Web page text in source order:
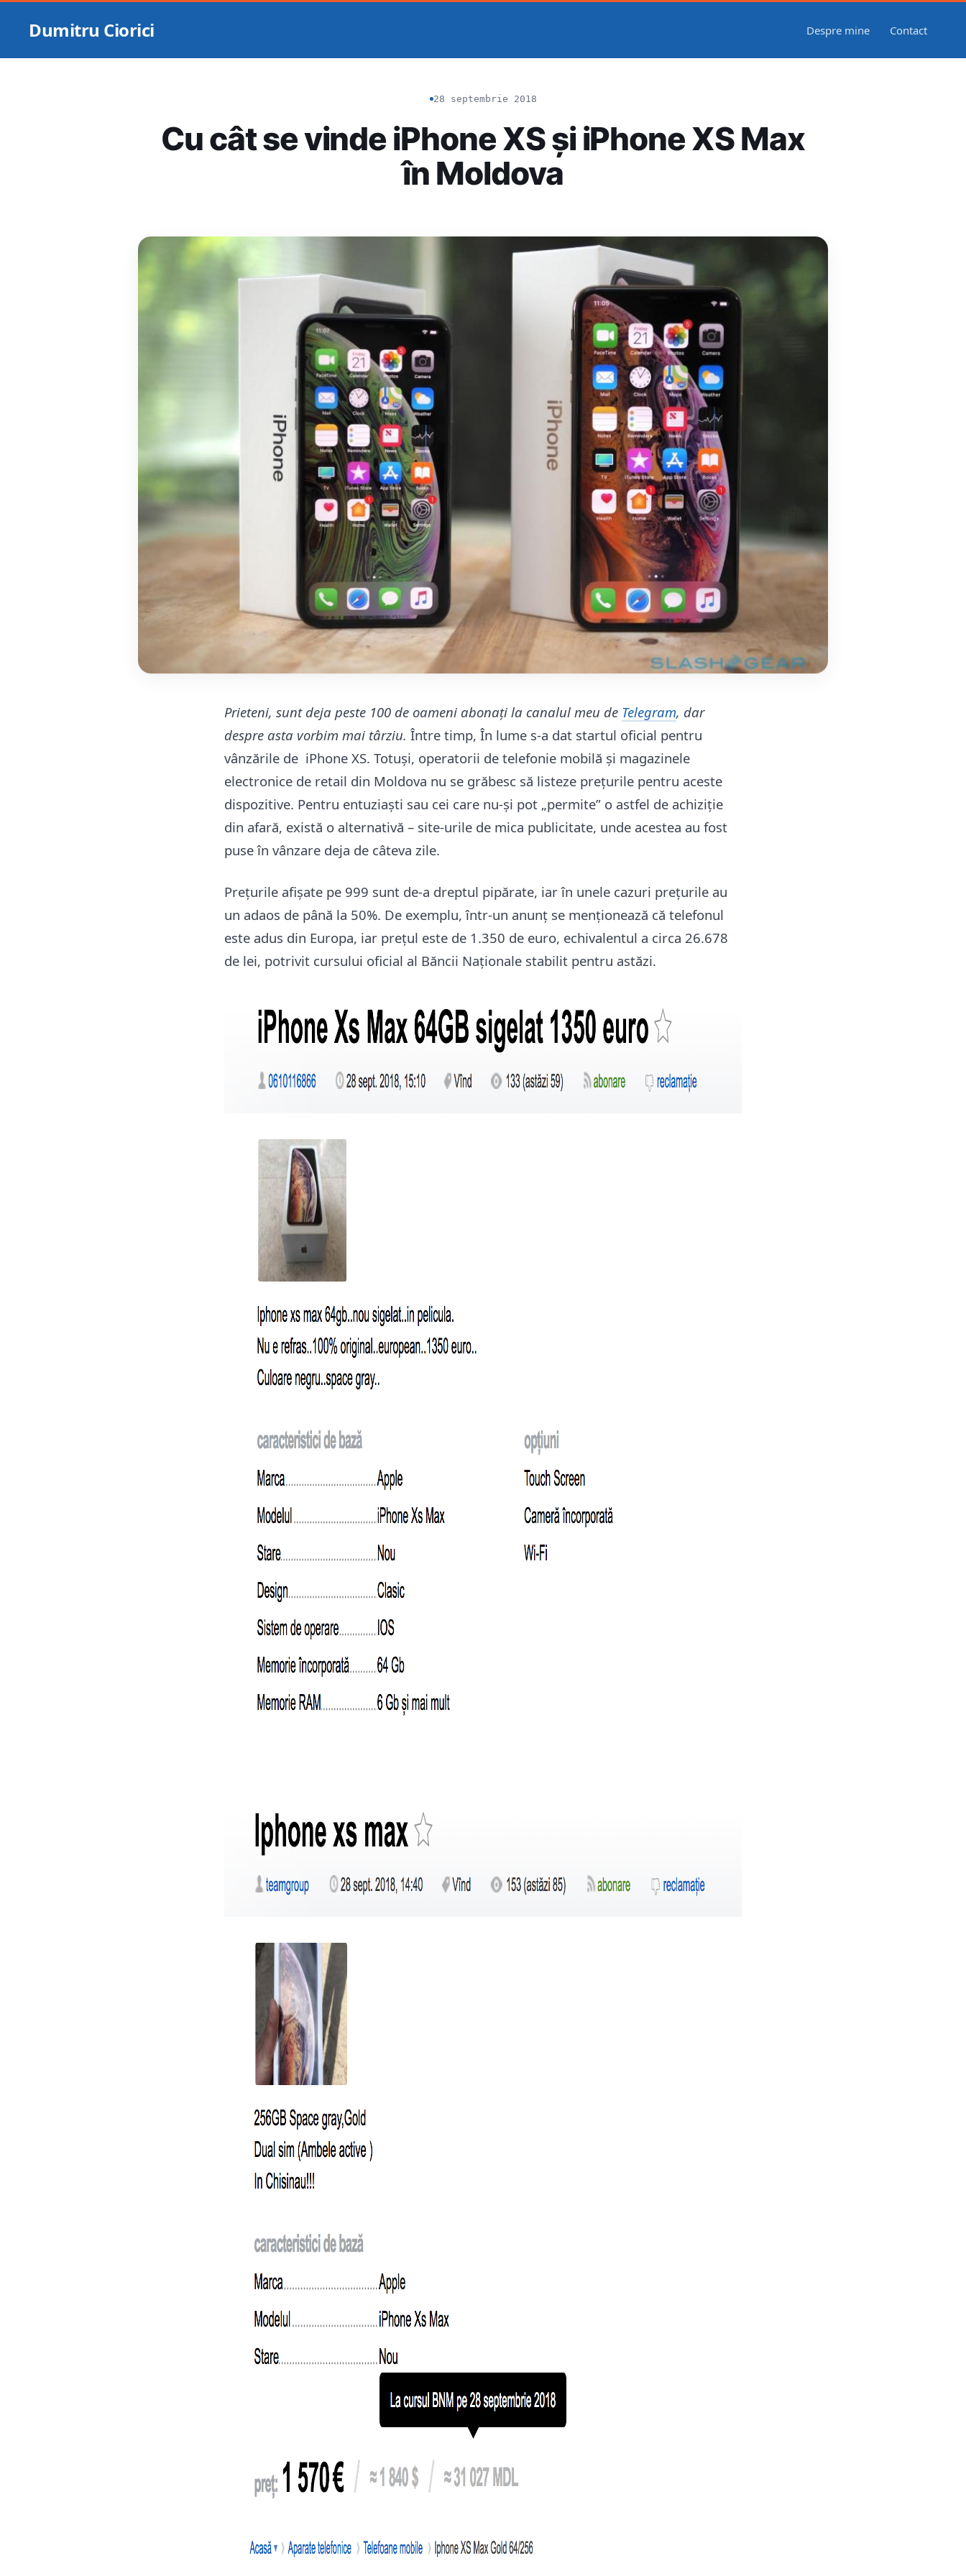
Dumitru Ciorici Despre mine Contact
28 septembrie 2018
Cu cât se vinde iPhone XS și iPhone XS Max
în Moldova
Prieteni, sunt deja peste 100 de oameni abonați la canalul meu de Telegram, dar
despre asta vorbim mai târziu. Între timp, În lume s-a dat startul oficial pentru
vânzările de iPhone XS. Totuși, operatorii de telefonie mobilă și magazinele
electronice de retail din Moldova nu se grăbesc să listeze prețurile pentru aceste
dispozitive. Pentru entuziaști sau cei care nu-și pot „permite” o astfel de achiziție
din afară, există o alternativă – site-urile de mica publicitate, unde acestea au fost
puse în vânzare deja de câteva zile.
Prețurile afișate pe 999 sunt de-a dreptul pipărate, iar în unele cazuri prețurile au
un adaos de până la 50%. De exemplu, într-un anunț se menționează că telefonul
este adus din Europa, iar prețul este de 1.350 de euro, echivalentul a circa 26.678
de lei, potrivit cursului oficial al Băncii Naționale stabilit pentru astăzi.